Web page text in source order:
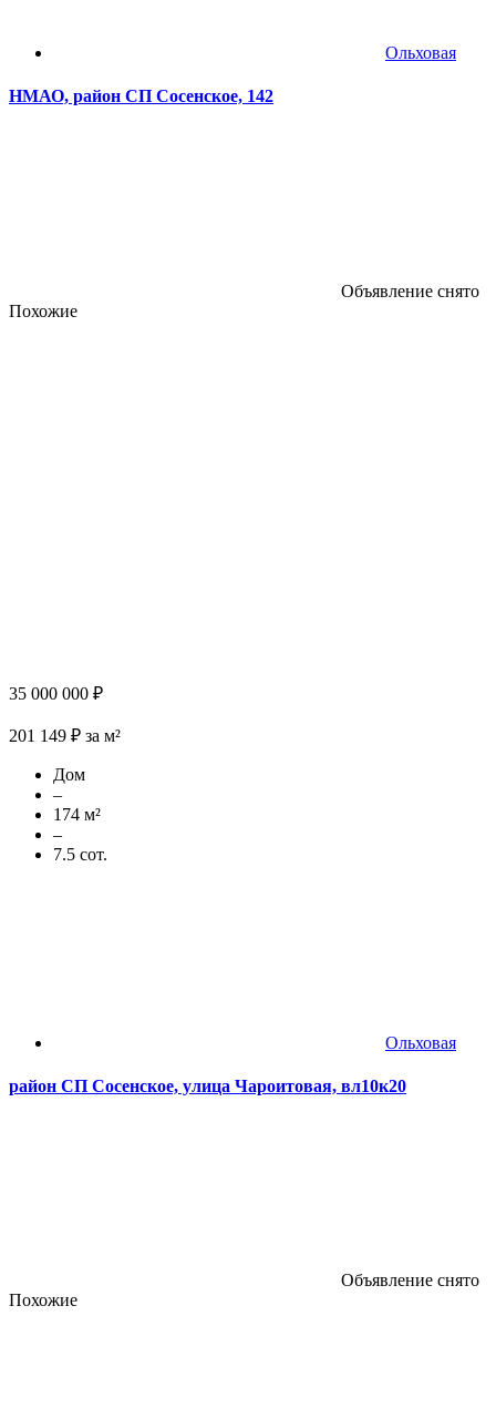
Ольховая
НМАО, район СП Сосенское, 142
Объявление снято
Похожие
35 000 000 ₽
201 149 ₽ за м²
Дом
–
174 м²
–
7.5 сот.
Ольховая
район СП Сосенское, улица Чароитовая, вл10к20
Объявление снято
Похожие